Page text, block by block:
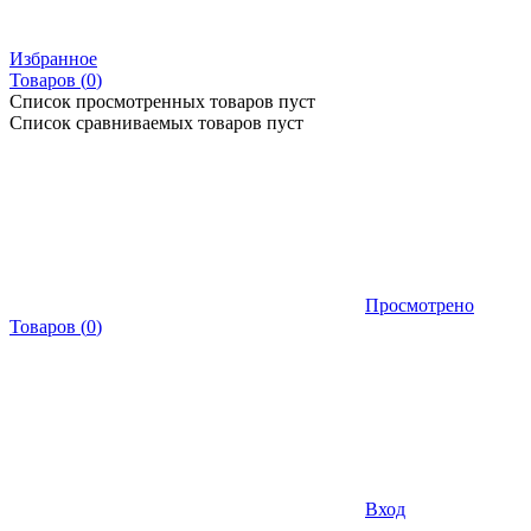
Избранное
Товаров (0)
Список просмотренных товаров пуст
Список сравниваемых товаров пуст
Просмотрено
Товаров (0)
Вход